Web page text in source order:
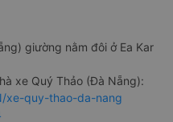
giường nằm đôi ở Ea Kar
xe Quý Thảo (Đà Nẵng):
xe-quy-thao-da-nang